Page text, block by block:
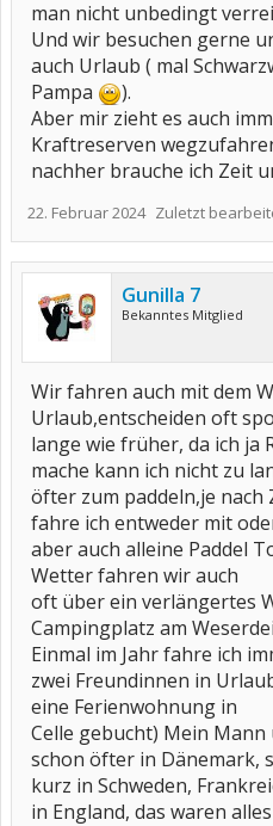
man nicht unbedingt
Und wir besuchen gerne
auch Urlaub ( mal
Pampa
).
Aber mir zieht es auch
Kraftreserven
nachher brauche ich Zeit
22. Februar 2024 Zuletzt
Gunilla 7
Bekanntes Mitglied
Wir fahren auch mit dem
Urlaub,entscheiden oft
lange wie früher, da ich ja
mache kann ich nicht zu
öfter zum paddeln,je
fahre ich entweder mit
aber auch alleine Paddel
Wetter fahren wir auch
oft über ein verlängertes
Campingplatz am
Einmal im Jahr fahre ich
zwei Freundinnen in
eine Ferienwohnung in
Celle gebucht) Mein
schon öfter in Dänemark,
kurz in Schweden,
in England, das waren